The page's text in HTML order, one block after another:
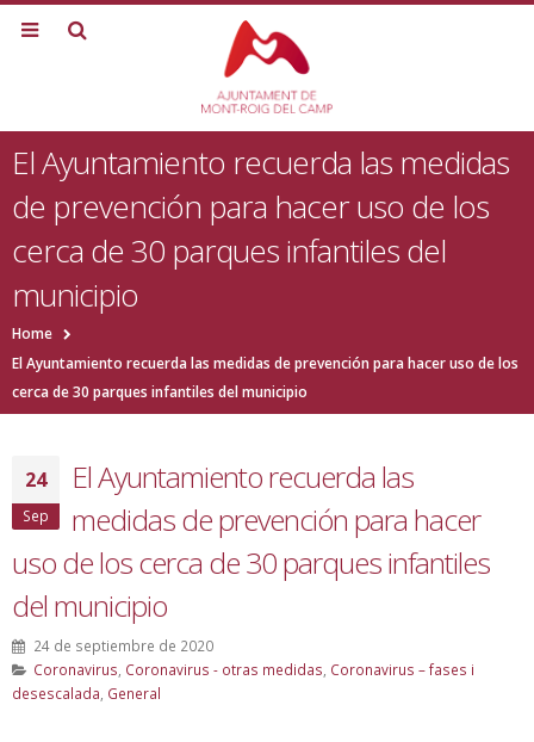
El Ayuntamiento recuerda las medidas
de prevención para hacer uso de los
cerca de 30 parques infantiles del
municipio
Home
El Ayuntamiento recuerda las medidas de prevención para hacer uso de los
cerca de 30 parques infantiles del municipio
24
Sep
El Ayuntamiento recuerda las
medidas de prevención para hacer
uso de los cerca de 30 parques infantiles
del municipio
24 de septiembre de 2020
Coronavirus Coronavirus - otras medidas Coronavirus – fases i
desescalada General